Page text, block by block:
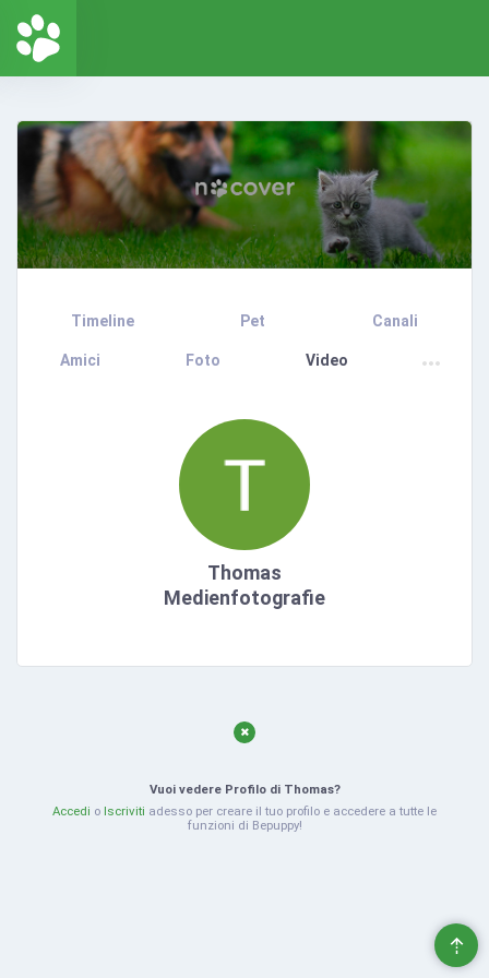
Timeline Pet Canali
Amici Foto Video
Thomas
Medienfotografie
Vuoi vedere Profilo di Thomas?
Accedi o Iscriviti adesso per creare il tuo profilo e accedere a tutte le
funzioni di Bepuppy!